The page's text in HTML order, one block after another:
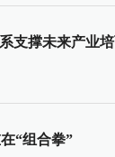
支撑未来产业
“组合拳”